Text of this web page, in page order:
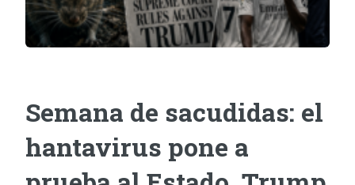
Semana de sacudidas: el
hantavirus pone a